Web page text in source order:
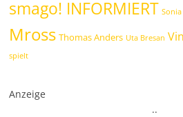
smago! INFORMIERT
Mross Thomas Anders Uta Bresan
spielt
Anzeige
..